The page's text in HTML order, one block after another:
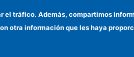
Cómo llegar
el tráfico. Además, compartimos
otra información que les haya